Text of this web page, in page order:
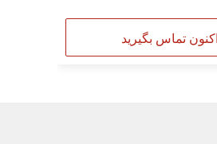
اکنون تماس بگیرید